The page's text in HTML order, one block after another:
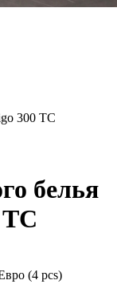
300 ТС
белья
ТС
(4 pcs)